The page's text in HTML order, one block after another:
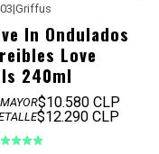
|Griffus
In Ondulados
Love
240ml
$10.580 CLP
$12.290 CLP